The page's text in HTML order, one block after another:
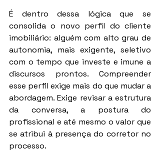
É dentro dessa lógica que se
consolida o novo perfil do cliente
imobiliário: alguém com alto grau de
autonomia, mais exigente, seletivo
com o tempo que investe e imune a
discursos prontos. Compreender
esse perfil exige mais do que mudar a
abordagem. Exige revisar a estrutura
da conversa, a postura do
profissional e até mesmo o valor que
se atribui à presença do corretor no
processo.